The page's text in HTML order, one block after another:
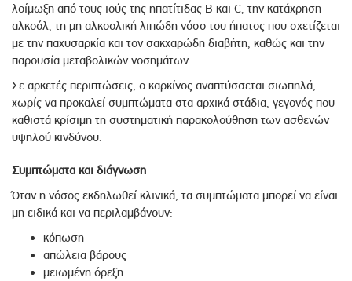
λοίμωξη από τους ιούς της ηπατίτιδας Β και C, την κατάχρηση
αλκοόλ, τη μη αλκοολική λιπώδη νόσο του ήπατος που σχετίζεται
με την παχυσαρκία και τον σακχαρώδη διαβήτη, καθώς και την
παρουσία μεταβολικών νοσημάτων.
Σε αρκετές περιπτώσεις, ο καρκίνος αναπτύσσεται σιωπηλά,
χωρίς να προκαλεί συμπτώματα στα αρχικά στάδια, γεγονός που
καθιστά κρίσιμη τη συστηματική παρακολούθηση των ασθενών
υψηλού κινδύνου.
Συμπτώματα και διάγνωση
Όταν η νόσος εκδηλωθεί κλινικά, τα συμπτώματα μπορεί να είναι
μη ειδικά και να περιλαμβάνουν:
κόπωση
απώλεια βάρους
μειωμένη όρεξη